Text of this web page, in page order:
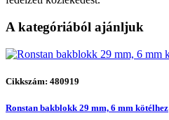
A kategóriából ajánljuk
Cikkszám: 480919
Ronstan bakblokk 29 mm, 6 mm kötélhez